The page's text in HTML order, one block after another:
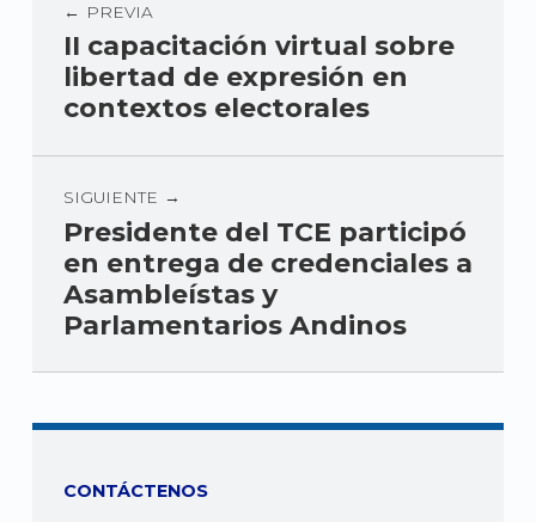
PREVIA
II capacitación virtual sobre
libertad de expresión en
contextos electorales
SIGUIENTE
Presidente del TCE participó
en entrega de credenciales a
Asambleístas y
Parlamentarios Andinos
CONTÁCTENOS